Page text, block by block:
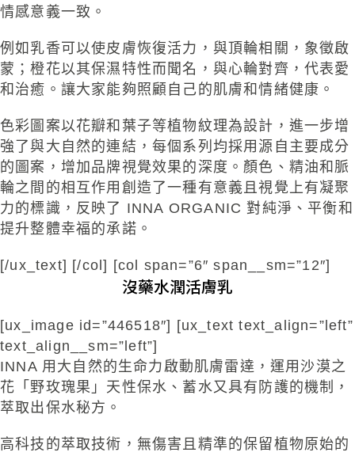
情感意義一致。
例如乳香可以使皮膚恢復活力，與頂輪相關，象徵啟
蒙；橙花以其保濕特性而聞名，與心輪對齊，代表愛
和治癒。讓大家能夠照顧自己的肌膚和情緒健康。
色彩圖案以花瓣和葉子等植物紋理為設計，進一步增
強了與大自然的連結，每個系列均採用源自主要成分
的圖案，增加品牌視覺效果的深度。顏色、精油和脈
輪之間的相互作用創造了一種有意義且視覺上有凝聚
力的標識，反映了 INNA ORGANIC 對純淨、平衡和
提升整體幸福的承諾。
[/ux_text] [/col] [col span=”6″ span__sm=”12″]
沒藥水潤活膚乳
[ux_image id=”446518″] [ux_text text_align=”left”
text_align__sm=”left”]
INNA 用大自然的生命力啟動肌膚雷達，運用沙漠之
花「野玫瑰果」天性保水、蓄水又具有防護的機制，
萃取出保水秘方。
高科技的萃取技術，無傷害且精準的保留植物原始的